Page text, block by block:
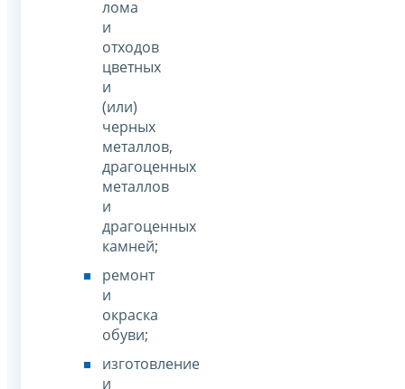
лома
и
отходов
цветных
и
(или)
черных
металлов,
драгоценных
металлов
и
драгоценных
камней;
ремонт
и
окраска
обуви;
изготовление
и